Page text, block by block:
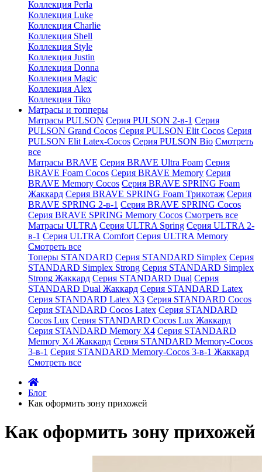
Коллекция Perla
Коллекция Luke
Коллекция Charlie
Коллекция Shell
Коллекция Style
Коллекция Justin
Коллекция Donna
Коллекция Magic
Коллекция Alex
Коллекция Tiko
Матрасы и топперы
Матрасы PULSON Серия PULSON 2-в-1 Серия
PULSON Grand Cocos Серия PULSON Elit Cocos Серия
PULSON Elit Latex-Cocos Серия PULSON Bio Смотреть
все
Матрасы BRAVE Серия BRAVE Ultra Foam Серия
BRAVE Foam Cocos Серия BRAVE Memory Серия
BRAVE Memory Cocos Серия BRAVE SPRING Foam
Жаккард Серия BRAVE SPRING Foam Трикотаж Серия
BRAVE SPRING 2-в-1 Серия BRAVE SPRING Cocos
Серия BRAVE SPRING Memory Cocos Смотреть все
Матрасы ULTRA Серия ULTRA Spring Серия ULTRA 2-
в-1 Серия ULTRA Comfort Серия ULTRA Memory
Смотреть все
Топеры STANDARD Серия STANDARD Simplex Серия
STANDARD Simplex Strong Серия STANDARD Simplex
Strong Жаккард Серия STANDARD Dual Серия
STANDARD Dual Жаккард Серия STANDARD Latex
Серия STANDARD Latex X3 Серия STANDARD Cocos
Серия STANDARD Cocos Latex Серия STANDARD
Cocos Lux Серия STANDARD Cocos Lux Жаккард
Серия STANDARD Memory X4 Серия STANDARD
Memory X4 Жаккард Серия STANDARD Memory-Cocos
3-в-1 Серия STANDARD Memory-Cocos 3-в-1 Жаккард
Смотреть все
Блог
Как оформить зону прихожей
Как оформить зону прихожей